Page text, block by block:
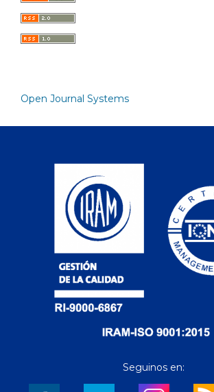
Open Journal Systems
Seguinos en: